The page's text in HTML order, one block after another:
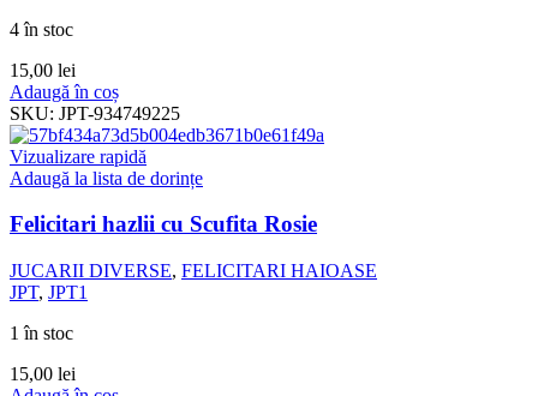
4 în stoc
15,00 lei
Adaugă în coș
SKU: JPT-934749225
Vizualizare rapidă
Adaugă la lista de dorințe
Felicitari hazlii cu Scufita Rosie
JUCARII DIVERSE, FELICITARI HAIOASE
JPT, JPT1
1 în stoc
15,00 lei